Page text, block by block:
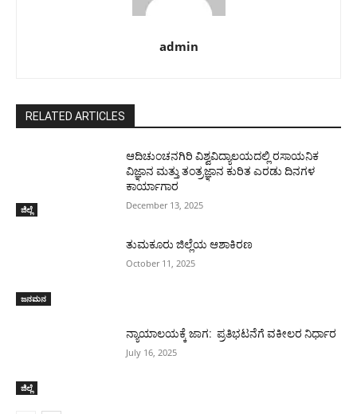
admin
RELATED ARTICLES
ಜಿಲ್ಲೆ
ಆದಿಚುಂಚನಗಿರಿ ವಿಶ್ವವಿದ್ಯಾಲಯದಲ್ಲಿ ರಸಾಯನಿಕ
ವಿಜ್ಞಾನ ಮತ್ತು ತಂತ್ರಜ್ಞಾನ ಕುರಿತ ಎರಡು ದಿನಗಳ
ಕಾರ್ಯಾಗಾರ
December 13, 2025
ಜನಮನ
ತುಮಕೂರು ಜಿಲ್ಲೆಯ ಆಶಾಕಿರಣ
October 11, 2025
ಜಿಲ್ಲೆ
ನ್ಯಾಯಾಲಯಕ್ಕೆ ಜಾಗ: ಪ್ರತಿಭಟನೆಗೆ ವಕೀಲರ ನಿರ್ಧಾರ
July 16, 2025